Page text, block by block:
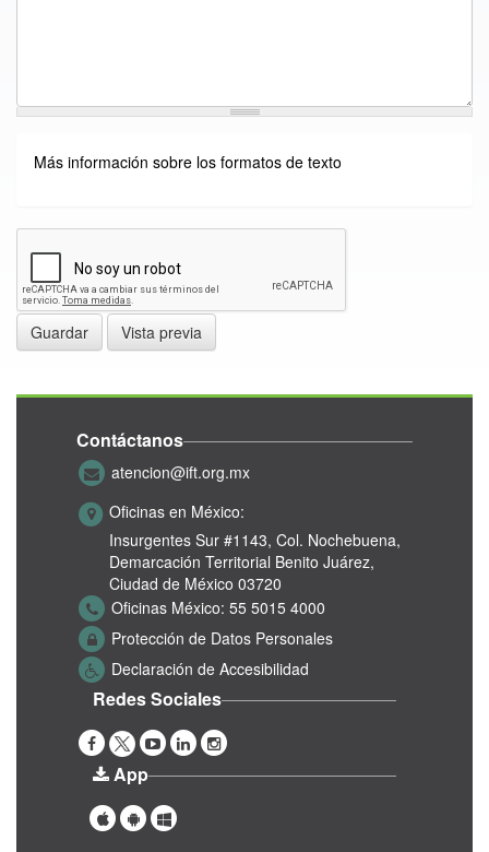
Más información sobre los formatos de texto
Guardar Vista previa
Contáctanos
atencion@ift.org.mx
Oficinas en México:
Insurgentes Sur #1143, Col. Nochebuena,
Demarcación Territorial Benito Juárez,
Ciudad de México 03720
Oficinas México: 55 5015 4000
Protección de Datos Personales
Declaración de Accesibilidad
Redes Sociales
App